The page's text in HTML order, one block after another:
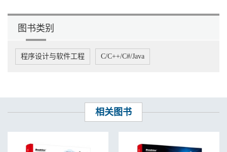
图书类别
程序设计与软件工程 C/C++/C#/Java
相关图书